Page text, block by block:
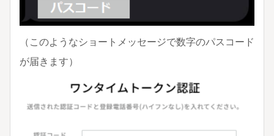
（このようなショートメッセージで数字のパスコード
が届きます）